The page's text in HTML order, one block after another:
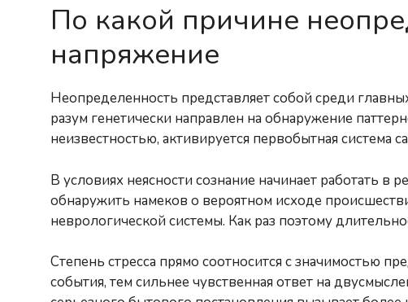
По какой причине
напряжение
Неопределенность представляет собой среди
разум генетически направлен на обнаружение
неизвестностью, активируется первобытная система
В условиях неясности сознание начинает работать
обнаружить намеков о вероятном исходе
неврологической системы. Как раз поэтому
Степень стресса прямо соотносится с значимостью
события, тем сильнее чувственная ответ на